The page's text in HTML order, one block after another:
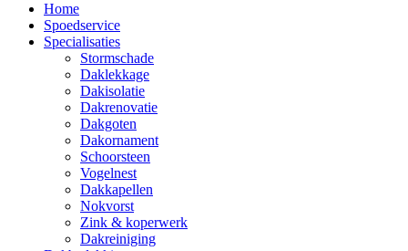
Home
Spoedservice
Specialisaties
Stormschade
Daklekkage
Dakisolatie
Dakrenovatie
Dakgoten
Dakornament
Schoorsteen
Vogelnest
Dakkapellen
Nokvorst
Zink & koperwerk
Dakreiniging